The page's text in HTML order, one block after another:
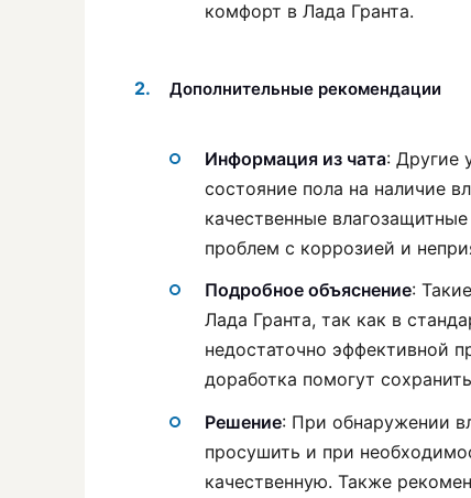
комфорт в Лада Гранта.
Дополнительные рекомендации
Информация из чата: Другие
состояние пола на наличие
качественные
проблем с коррозией и
Подробное объяснение:
Лада Гранта, так как в
недостаточно эффективной
доработка помогут
Решение: При обнаружении
просушить и при
качественную. Также